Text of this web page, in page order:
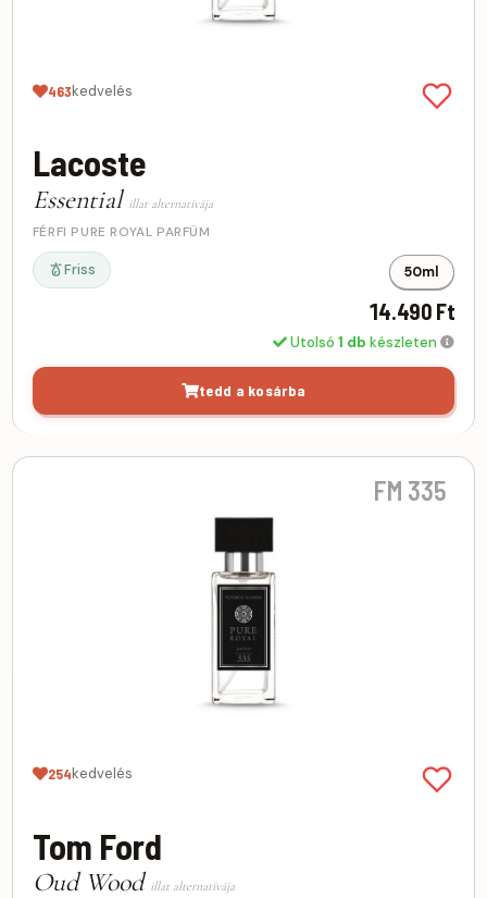
463kedvelés
Lacoste
Essential illat alternatívája
FÉRFI PURE ROYAL PARFÜM
Friss 50ml
14.490 Ft
Utolsó1 db készleten
tedd a kosárba
FM 335
254kedvelés
Tom Ford
Oud Wood illat alternatívája